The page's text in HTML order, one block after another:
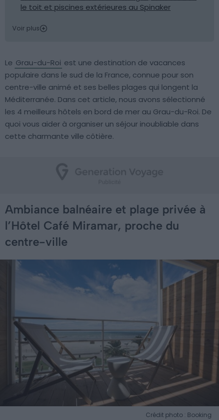
le toit et piscines extérieures au Spinaker
Voir plus
Le Grau-du-Roi est une destination de vacances
populaire dans le sud de la France, connue pour son
centre-ville animé et ses belles plages qui longent la
Méditerranée. Dans cet article, nous avons sélectionné
les 4 meilleurs hôtels en bord de mer au Grau-du-Roi. De
quoi vous aider à organiser un séjour inoubliable dans
cette charmante ville côtière.
Ambiance balnéaire et plage privée à
l’Hôtel Café Miramar, proche du
centre-ville
Crédit photo : Booking